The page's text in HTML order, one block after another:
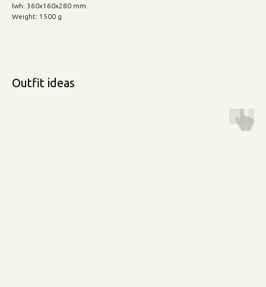
lwh: 360x160x280 mm
Weight: 1500 g
Outfit ideas